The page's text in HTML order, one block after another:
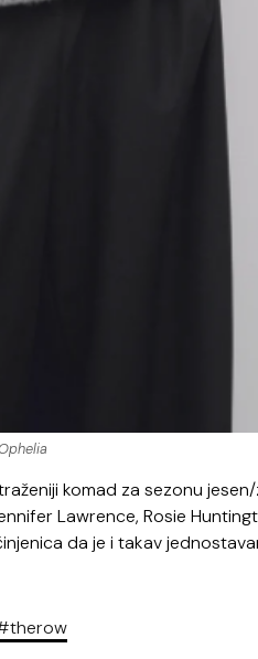
komad za sezonu
Lawrence, Rosie
da je i takav